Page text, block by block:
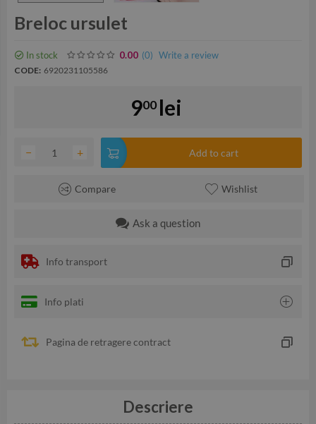
Breloc ursulet
In stock 0.00 (0) Write a review
CODE: 6920231105586
900 lei
+
− Add to cart
Compare Wishlist
Ask a question
Info transport
Info plati
Pagina de retragere contract
Descriere